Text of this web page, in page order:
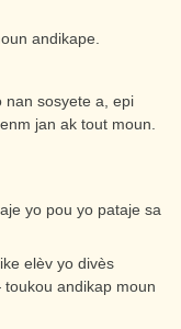
andikape.
nan sosyete a, epi
jan ak tout moun.
yo pou yo pataje sa
elèv yo divès
andikap moun